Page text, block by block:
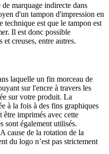
marquage indirecte dans
d'un tampon d'impression en
technique est que le tampon est
Il est donc possible
creuses, entre autres.
laquelle un fin morceau de
sur l'encre à travers les
sur votre produit. La
à la fois à des fins graphiques
être imprimés avec cette
sont également utilisés.
cause de la rotation de la
du logo n’est pas strictement